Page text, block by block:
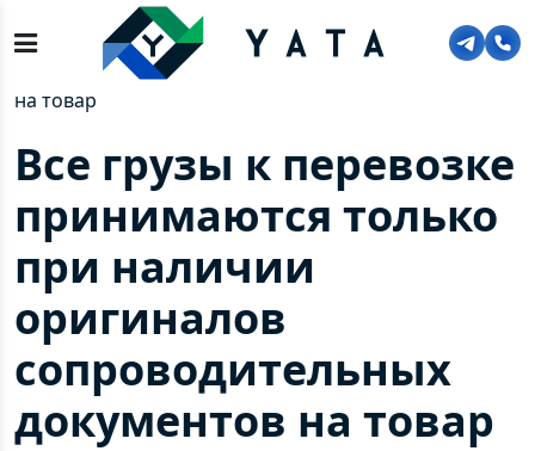
О компании
Все грузы к перевозке принимаются только при
наличии оригиналов сопроводительных документов
на товар
Все грузы к перевозке
принимаются только
при наличии
оригиналов
сопроводительных
документов на товар